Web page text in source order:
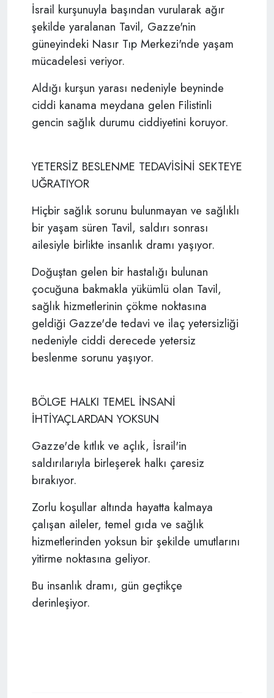
İsrail kurşunuyla başından vurularak ağır
şekilde yaralanan Tavil, Gazze'nin
güneyindeki Nasır Tıp Merkezi'nde yaşam
mücadelesi veriyor.
Aldığı kurşun yarası nedeniyle beyninde
ciddi kanama meydana gelen Filistinli
gencin sağlık durumu ciddiyetini koruyor.
YETERSİZ BESLENME TEDAVİSİNİ SEKTEYE
UĞRATIYOR
Hiçbir sağlık sorunu bulunmayan ve sağlıklı
bir yaşam süren Tavil, saldırı sonrası
ailesiyle birlikte insanlık dramı yaşıyor.
Doğuştan gelen bir hastalığı bulunan
çocuğuna bakmakla yükümlü olan Tavil,
sağlık hizmetlerinin çökme noktasına
geldiği Gazze'de tedavi ve ilaç yetersizliği
nedeniyle ciddi derecede yetersiz
beslenme sorunu yaşıyor.
BÖLGE HALKI TEMEL İNSANİ
İHTİYAÇLARDAN YOKSUN
Gazze'de kıtlık ve açlık, İsrail'in
saldırılarıyla birleşerek halkı çaresiz
bırakıyor.
Zorlu koşullar altında hayatta kalmaya
çalışan aileler, temel gıda ve sağlık
hizmetlerinden yoksun bir şekilde umutlarını
yitirme noktasına geliyor.
Bu insanlık dramı, gün geçtikçe
derinleşiyor.